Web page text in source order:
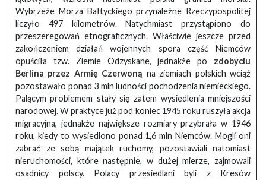
Wybrzeże Morza Bałtyckiego przynależne Rzeczypospolitej
liczyło 497 kilometrów. Natychmiast przystąpiono do
przeszeregowań etnograficznych. Właściwie jeszcze przed
zakończeniem działań wojennych spora część Niemców
opuściła tzw. Ziemie Odzyskane, jednakże po zdobyciu
Berlina przez Armię Czerwoną na ziemiach polskich wciąż
pozostawało ponad 3 mln ludności pochodzenia niemieckiego.
Palącym problemem stały się zatem wysiedlenia mniejszości
narodowej. W praktyce już pod koniec 1945 roku ruszyła akcja
migracyjna, jednakże największe rozmiary przybrała w 1946
roku, kiedy to wysiedlono ponad 1,6 mln Niemców. Mogli oni
zabrać ze sobą majątek ruchomy, pozostawiali natomiast
nieruchomości, które następnie, w dużej mierze, zajmowali
osadnicy polscy. Polacy przesiedlani byli z Kresów